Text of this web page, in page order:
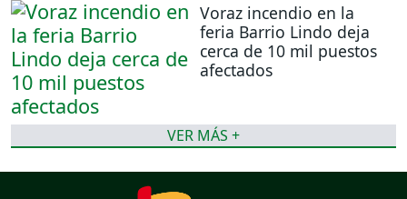
Voraz incendio en la
feria Barrio Lindo deja
cerca de 10 mil puestos
afectados
VER MÁS +